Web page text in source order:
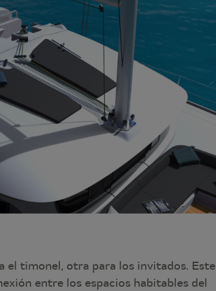
el timonel, otra para los invitados. Este
entre los espacios habitables del